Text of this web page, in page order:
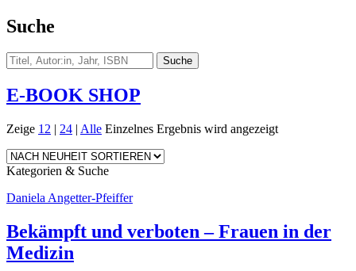
Suche
E-BOOK SHOP
Zeige 12 | 24 | Alle Einzelnes Ergebnis wird angezeigt
Kategorien & Suche
Daniela Angetter-Pfeiffer
Bekämpft und verboten – Frauen in der
Medizin